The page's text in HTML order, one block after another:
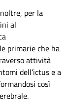
per la
al
primarie che ha
attività
dell’ictus e a
così